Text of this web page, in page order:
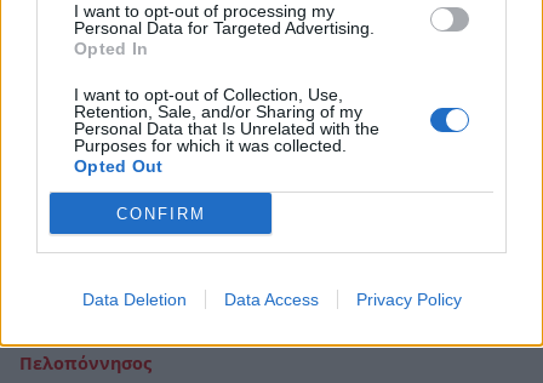
I want to opt-out of processing my
Personal Data for Targeted Advertising.
Opted In
I want to opt-out of Collection, Use,
Retention, Sale, and/or Sharing of my
Personal Data that Is Unrelated with the
Purposes for which it was collected.
Opted Out
CONFIRM
Data Deletion Data Access Privacy Policy
Πελοπόννησος